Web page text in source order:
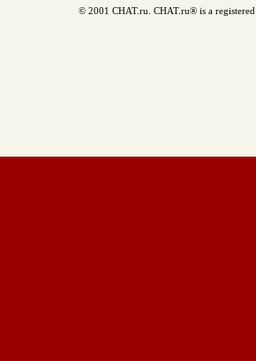
© 2001 CHAT.ru. CHAT.ru® is a